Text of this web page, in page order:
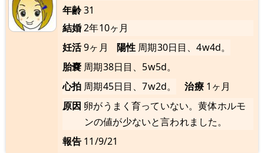
年齢31
結婚2年10ヶ月
妊活9ヶ月 陽性 周期30日目、4w4d。
胎嚢 周期38日目、5w5d。
心拍 周期45日目、7w2d。 治療 1ヶ月
原因 卵がうまく育っていない。黄体ホルモ
ンの値が少ないと言われました。
報告 11/9/21